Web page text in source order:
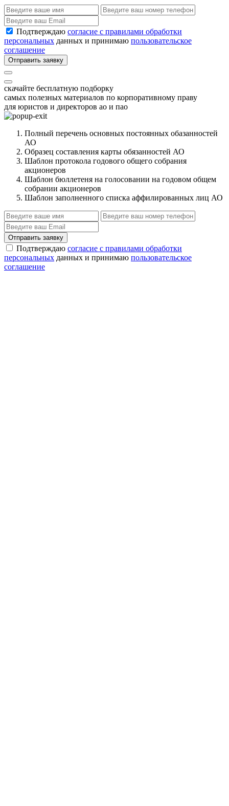
Подтверждаю согласие с правилами обработки
персональных данных и принимаю пользовательское
соглашение
Отправить заявку
скачайте бесплатную подборку
самых полезных материалов по корпоративному праву
для юристов и директоров ао и пао
Полный перечень основных постоянных обазанностей
АО
Образец составления карты обязанностей АО
Шаблон протокола годового общего собрания
акционеров
Шаблон бюллетеня на голосовании на годовом общем
собрании акционеров
Шаблон заполненного списка аффилированных лиц АО
Отправить заявку
Подтверждаю согласие с правилами обработки
персональных данных и принимаю пользовательское
соглашение